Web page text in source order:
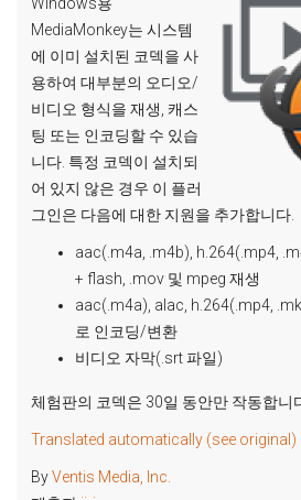
MediaMonkey는 시스템
에 이미 설치된 코덱을 사
용하여 대부분의 오디오/
비디오 형식을 재생, 캐스
팅 또는 인코딩할 수 있습
니다. 특정 코덱이 설치되
어 있지 않은 경우 이 플러
그인은 다음에 대한 지원을 추가합니다.
aac(.m4a, .m4b), h.264(.mp4,
+ flash, .mov 및 mpeg 재생
aac(.m4a), alac, h.264(.mp4,
로 인코딩/변환
비디오 자막(.srt 파일)
체험판의 코덱은 30일 동안만 작동합니
Translated automatically (see original)
ByVentis Media, Inc.